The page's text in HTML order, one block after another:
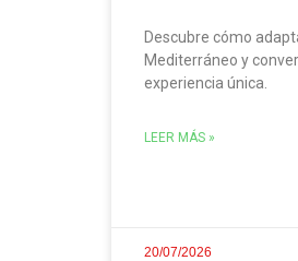
Descubre cómo
Mediterráneo y
experiencia única.
LEER MÁS »
20/07/2026